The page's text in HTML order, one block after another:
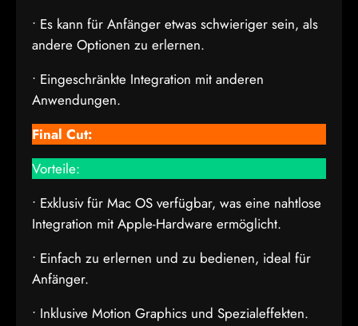
• Es kann für Anfänger etwas schwieriger sein, als
andere Optionen zu erlernen.
• Eingeschränkte Integration mit anderen
Anwendungen.
Final Cut:
Vorteile:
• Exklusiv für Mac OS verfügbar, was eine nahtlose
Integration mit Apple-Hardware ermöglicht.
• Einfach zu erlernen und zu bedienen, ideal für
Anfänger.
• Inklusive Motion Graphics und Spezialeffekten.